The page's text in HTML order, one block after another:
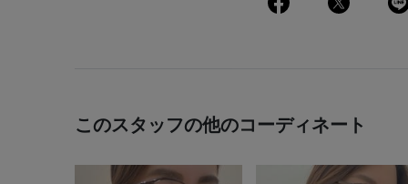
このスタッフの他のコーディネート